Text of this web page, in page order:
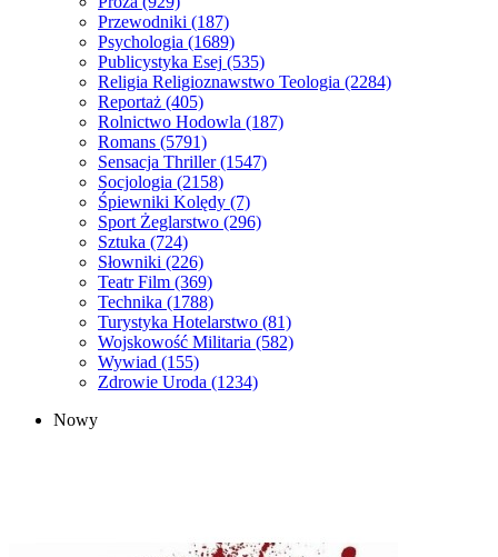
Przewodniki (187)
Psychologia (1689)
Publicystyka Esej (535)
Religia Religioznawstwo Teologia (2284)
Reportaż (405)
Rolnictwo Hodowla (187)
Romans (5791)
Sensacja Thriller(1547)
Socjologia (2158)
Śpiewniki Kolędy (7)
Sport Żeglarstwo (296)
Sztuka (724)
Słowniki (226)
Teatr Film (369)
Technika (1788)
Turystyka Hotelarstwo (81)
Wojskowość Militaria (582)
Wywiad (155)
Zdrowie Uroda (1234)
Nowy